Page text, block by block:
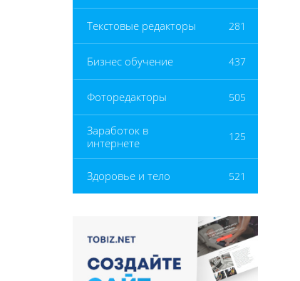
Текстовые редакторы 281
Бизнес обучение 437
Фоторедакторы 505
Заработок в
интернете
125
Здоровье и тело 521